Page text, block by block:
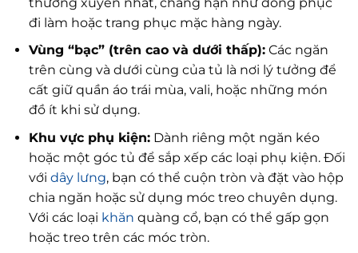
đi làm hoặc trang phục mặc hàng ngày.
Vùng “bạc” (trên cao và dưới thấp):Các ngăn
trên cùng và dưới cùng của tủ là nơi lý tưởng để
cất giữ quần áo trái mùa, vali, hoặc những món
đồ ít khi sử dụng.
Khu vực phụ kiện:Dành riêng một ngăn kéo
hoặc một góc tủ để sắp xếp các loại phụ kiện. Đối
với dây lưng, bạn có thể cuộn tròn và đặt vào hộp
chia ngăn hoặc sử dụng móc treo chuyên dụng.
Với các loại khăn quàng cổ, bạn có thể gấp gọn
hoặc treo trên các móc tròn.